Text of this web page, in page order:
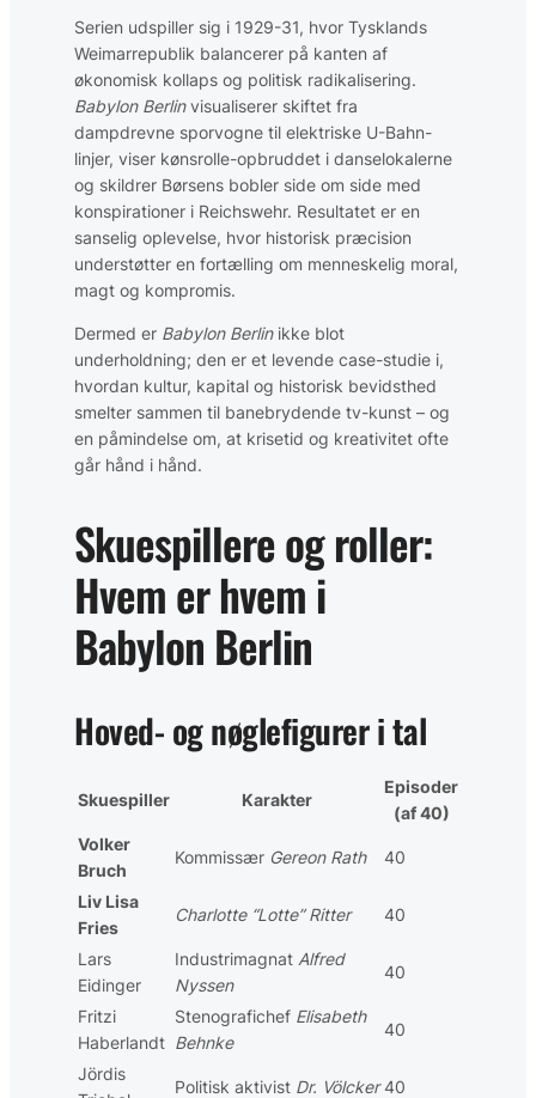
Serien udspiller sig i 1929-31, hvor Tysklands
Weimarrepublik balancerer på kanten af
økonomisk kollaps og politisk radikalisering.
Babylon Berlinvisualiserer skiftet fra
dampdrevne sporvogne til elektriske U-Bahn-
linjer, viser kønsrolle-opbruddet i danselokalerne
og skildrer Børsens bobler side om side med
konspirationer i Reichswehr. Resultatet er en
sanselig oplevelse, hvor historisk præcision
understøtter en fortælling om menneskelig moral,
magt og kompromis.
Dermed er Babylon Berlinikke blot
underholdning; den er et levende case-studie i,
hvordan kultur, kapital og historisk bevidsthed
smelter sammen til banebrydende tv-kunst – og
en påmindelse om, at krisetid og kreativitet ofte
går hånd i hånd.
Skuespillere og roller:
Hvem er hvem i
Babylon Berlin
Hoved- og nøglefigurer i tal
Skuespiller Karakter
Episoder
(af 40)
Volker
Bruch
Kommissær Gereon Rath 40
Liv Lisa
Fries
Charlotte “Lotte” Ritter 40
Lars
Eidinger
Industrimagnat Alfred
Nyssen
40
Fritzi
Haberlandt
Stenografichef Elisabeth
Behnke
40
Jördis
Politisk aktivist Dr. Völcker 40